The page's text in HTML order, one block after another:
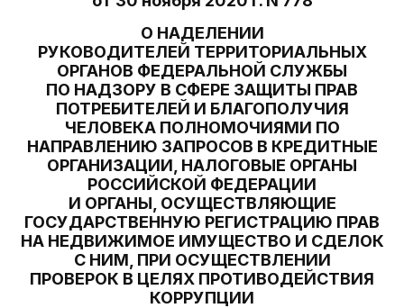
О НАДЕЛЕНИИ
РУКОВОДИТЕЛЕЙ ТЕРРИТОРИАЛЬНЫХ
ОРГАНОВ ФЕДЕРАЛЬНОЙ СЛУЖБЫ
ПО НАДЗОРУ В СФЕРЕ ЗАЩИТЫ ПРАВ
ПОТРЕБИТЕЛЕЙ И БЛАГОПОЛУЧИЯ
ЧЕЛОВЕКА ПОЛНОМОЧИЯМИ ПО
НАПРАВЛЕНИЮ ЗАПРОСОВ В КРЕДИТНЫЕ
ОРГАНИЗАЦИИ, НАЛОГОВЫЕ ОРГАНЫ
РОССИЙСКОЙ ФЕДЕРАЦИИ
И ОРГАНЫ, ОСУЩЕСТВЛЯЮЩИЕ
ГОСУДАРСТВЕННУЮ РЕГИСТРАЦИЮ ПРАВ
НА НЕДВИЖИМОЕ ИМУЩЕСТВО И СДЕЛОК
С НИМ, ПРИ ОСУЩЕСТВЛЕНИИ
ПРОВЕРОК В ЦЕЛЯХ ПРОТИВОДЕЙСТВИЯ
КОРРУПЦИИ